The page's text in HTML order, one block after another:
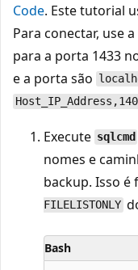
Code. Este tutorial
Para conectar, use
para a porta 1433
e a porta são
Execute sqlcmd
nomes e
backup. Isso é
FILELISTONLY
Bash